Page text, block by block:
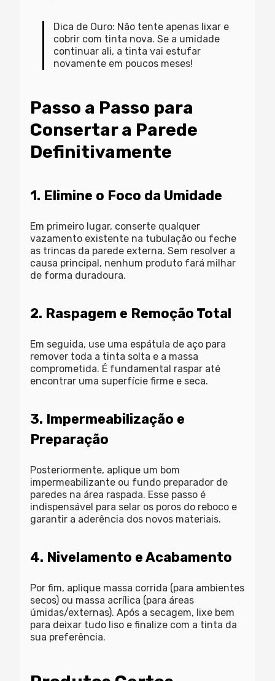
Dica de Ouro: Não tente apenas lixar e
cobrir com tinta nova. Se a umidade
continuar ali, a tinta vai estufar
novamente em poucos meses!
Passo a Passo para
Consertar a Parede
Definitivamente
1. Elimine o Foco da Umidade
Em primeiro lugar, conserte qualquer
vazamento existente na tubulação ou feche
as trincas da parede externa. Sem resolver a
causa principal, nenhum produto fará milhar
de forma duradoura.
2. Raspagem e Remoção Total
Em seguida, use uma espátula de aço para
remover toda a tinta solta e a massa
comprometida. É fundamental raspar até
encontrar uma superfície firme e seca.
3. Impermeabilização e
Preparação
Posteriormente, aplique um bom
impermeabilizante ou fundo preparador de
paredes na área raspada. Esse passo é
indispensável para selar os poros do reboco e
garantir a aderência dos novos materiais.
4. Nivelamento e Acabamento
Por fim, aplique massa corrida (para ambientes
secos) ou massa acrílica (para áreas
úmidas/externas). Após a secagem, lixe bem
para deixar tudo liso e finalize com a tinta da
sua preferência.